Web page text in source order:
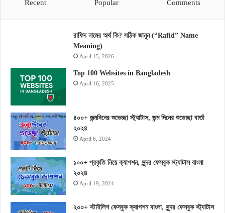
Recent Popular Comments
রাফিদ নামের অর্থ কি? সঠিক জানুন (“Rafid” Name
Meaning)
April 15, 2026
Top 100 Websites in Bangladesh
April 16, 2025
৪০০+ জন্মদিনের শুভেচ্ছা স্ট্যাটাস, জন্ম দিনের শুভেচ্ছা বার্তা
২০২৪
April 6, 2024
১০০+ প্রকৃতি নিয়ে ক্যাপশন, সুন্দর ফেসবুক স্ট্যাটাস বাংলা
২০২৪
April 19, 2024
২০০+ স্টাইলিশ ফেসবুক ক্যাপশন বাংলা, সুন্দর ফেসবুক স্ট্যাটাস